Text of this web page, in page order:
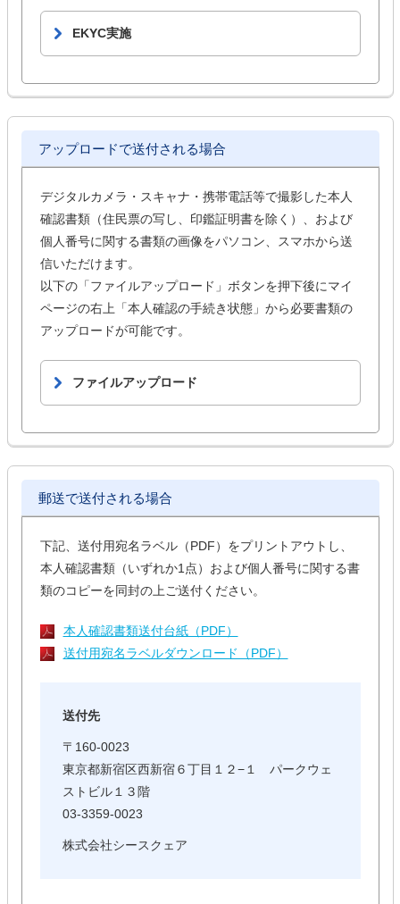
EKYC実施
アップロードで送付される場合
デジタルカメラ・スキャナ・携帯電話等で撮影した本人
確認書類（住民票の写し、印鑑証明書を除く）、および
個人番号に関する書類の画像をパソコン、スマホから送
信いただけます。
以下の「ファイルアップロード」ボタンを押下後にマイ
ページの右上「本人確認の手続き状態」から必要書類の
アップロードが可能です。
ファイルアップロード
郵送で送付される場合
下記、送付用宛名ラベル（PDF）をプリントアウトし、
本人確認書類（いずれか1点）および個人番号に関する書
類のコピーを同封の上ご送付ください。
本人確認書類送付台紙（PDF）
送付用宛名ラベルダウンロード（PDF）
送付先
〒160-0023
東京都新宿区西新宿６丁目１２−１ パークウェ
ストビル１３階
03-3359-0023
株式会社シースクェア